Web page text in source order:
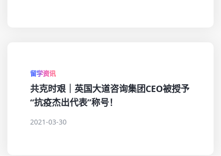
留学资讯
共克时艰｜英国大道咨询集团CEO被授予
“抗疫杰出代表”称号！
2021-03-30